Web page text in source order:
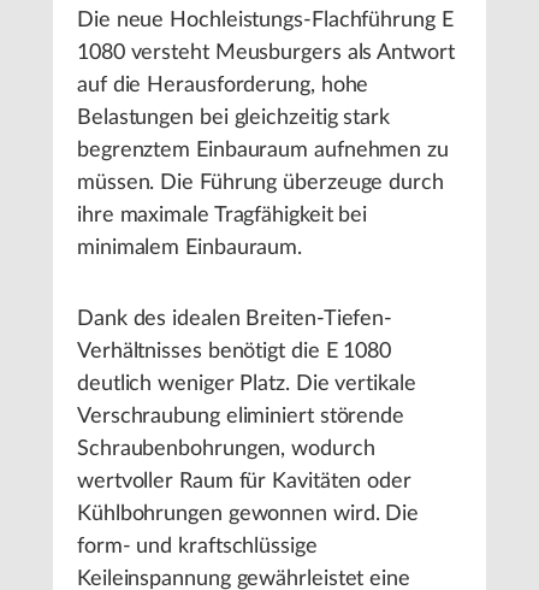
Die neue Hochleistungs-Flachführung E
1080 versteht Meusburgers als Antwort
auf die Herausforderung, hohe
Belastungen bei gleichzeitig stark
begrenztem Einbauraum aufnehmen zu
müssen. Die Führung überzeuge durch
ihre maximale Tragfähigkeit bei
minimalem Einbauraum.
Dank des idealen Breiten-Tiefen-
Verhältnisses benötigt die E 1080
deutlich weniger Platz. Die vertikale
Verschraubung eliminiert störende
Schraubenbohrungen, wodurch
wertvoller Raum für Kavitäten oder
Kühlbohrungen gewonnen wird. Die
form- und kraftschlüssige
Keileinspannung gewährleistet eine